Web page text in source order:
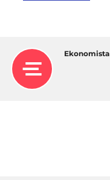
Ekonomista